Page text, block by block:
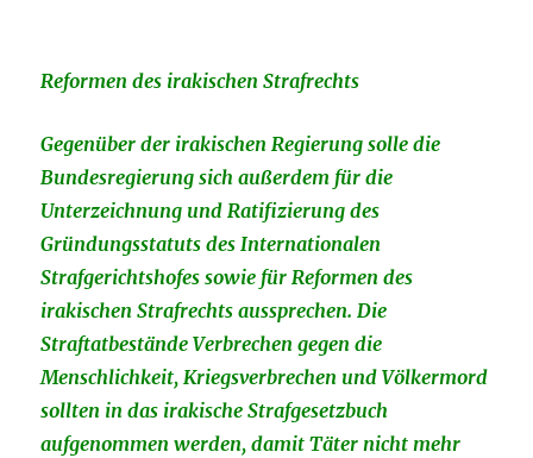
Reformen des irakischen Strafrechts
Gegenüber der irakischen Regierung solle die
Bundesregierung sich außerdem für die
Unterzeichnung und Ratifizierung des
Gründungsstatuts des Internationalen
Strafgerichtshofes sowie für Reformen des
irakischen Strafrechts aussprechen. Die
Straftatbestände Verbrechen gegen die
Menschlichkeit, Kriegsverbrechen und Völkermord
sollten in das irakische Strafgesetzbuch
aufgenommen werden, damit Täter nicht mehr